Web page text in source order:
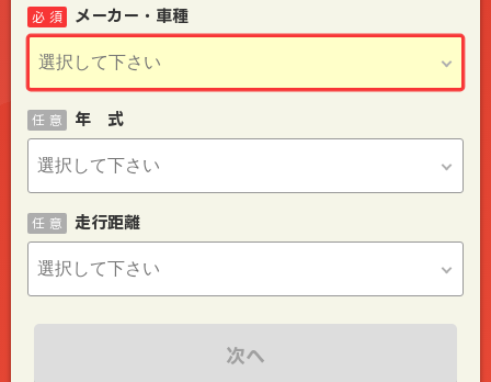
メーカー・車種
必 須
年 式
任 意
走行距離
任 意
次へ